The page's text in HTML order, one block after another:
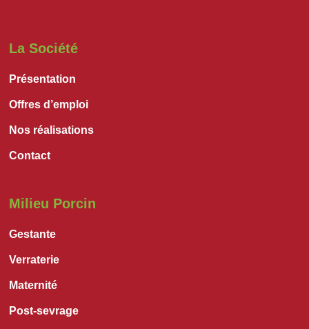
La Société
Présentation
Offres d’emploi
Nos réalisations
Contact
Milieu Porcin
Gestante
Verraterie
Maternité
Post-sevrage